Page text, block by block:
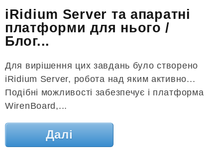
iRidium Server та апаратні
платформи для нього /
Блог...
Для вирішення цих завдань було створено
iRidium Server, робота над яким активно...
Подібні можливості забезпечує і платформа
WirenBoard,...
Далі